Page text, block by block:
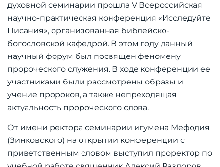
духовной семинарии прошла V Всероссийская
научно-практическая конференция «Исследуйте
Писания», организованная библейско-
богословской кафедрой. В этом году данный
научный форум был посвящен феномену
пророческого служения. В ходе конференции ее
участниками были рассмотрены образы и
учение пророков, а также непреходящая
актуальность пророческого слова.
От имени ректора семинарии игумена Мефодия
(Зинковского) на открытии конференции с
приветственным словом выступил проректор по